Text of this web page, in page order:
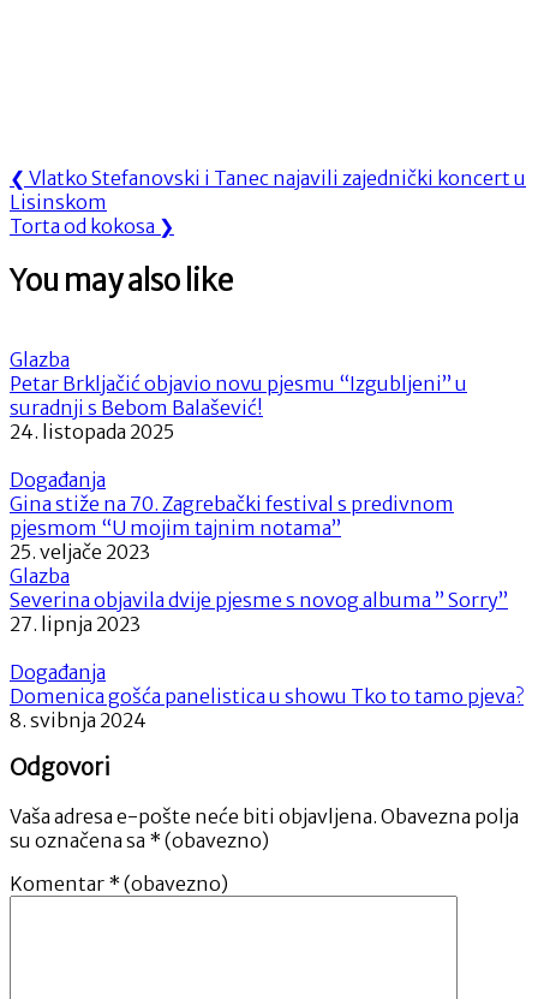
Navigacija
objava
❮ Previous
Post:
Vlatko Stefanovski i Tanec najavili zajednički koncert u
Lisinskom
Next
Torta od kokosa ❯
You may also like
Glazba
Petar Brkljačić objavio novu pjesmu “Izgubljeni” u
suradnji s Bebom Balašević!
24. listopada 2025
Događanja
Gina stiže na 70. Zagrebački festival s predivnom
pjesmom “U mojim tajnim notama”
25. veljače 2023
Glazba
Severina objavila dvije pjesme s novog albuma ” Sorry”
27. lipnja 2023
Događanja
Domenica gošća panelistica u showu Tko to tamo pjeva?
8. svibnja 2024
Odgovori
Vaša adresa e-pošte neće biti objavljena. Obavezna polja
su označena sa * (obavezno)
Komentar * (obavezno)